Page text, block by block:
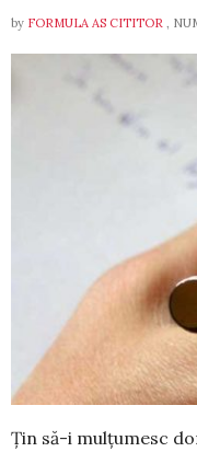
by FORMULA AS CITITOR ,
Țin să-i mulțumesc